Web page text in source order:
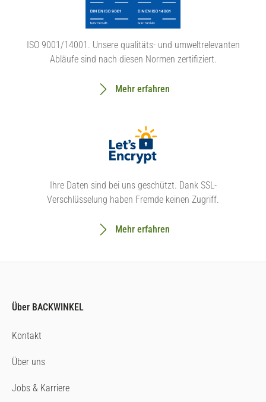
ISO 9001/14001. Unsere qualitäts- und umweltrelevanten
Abläufe sind nach diesen Normen zertifiziert.
Mehr erfahren
Ihre Daten sind bei uns geschützt. Dank SSL-
Verschlüsselung haben Fremde keinen Zugriff.
Mehr erfahren
Über BACKWINKEL
Kontakt
Über uns
Jobs & Karriere